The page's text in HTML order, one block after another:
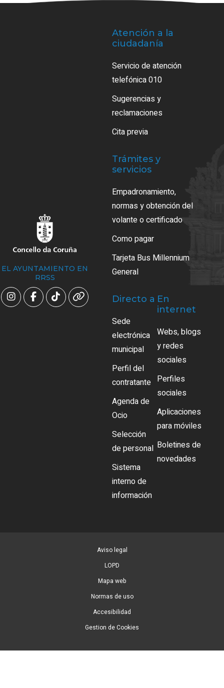
EL AYUNTAMIENTO EN
RRSS
Atención a la
ciudadanía
Servicio de atención
telefónica 010
Sugerencias y
reclamaciones
Cita previa
Trámites y
servicios
Empadronamiento,
normas y obtención del
volante o certificado
Como pagar
Tarjeta Bus Millennium
General
Directo a
Sede
electrónica
municipal
Perfil del
contratante
Agenda de
Ocio
Selección
de personal
Sistema
interno de
información
En
internet
Webs, blogs
y redes
sociales
Perfiles
sociales
Aplicaciones
para móviles
Boletines de
novedades
Aviso legal
LOPD
Mapa web
Normas de uso
Accesibilidad
Gestion de Cookies